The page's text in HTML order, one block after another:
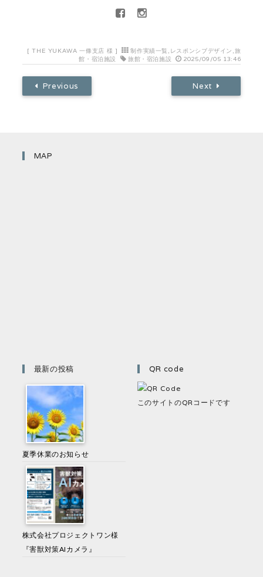
[THE YUKAWA 一條支店 様 ] 制作実績一覧 , レスポンシブデザイン ,旅
館・宿泊施設
旅館・宿泊施設 2025/09/05 13:46
Previous Next
MAP
最新の投稿
夏季休業のお知らせ
株式会社プロジェクトワン様
『害獣対策AIカメラ』
QR code
このサイトのQRコードです